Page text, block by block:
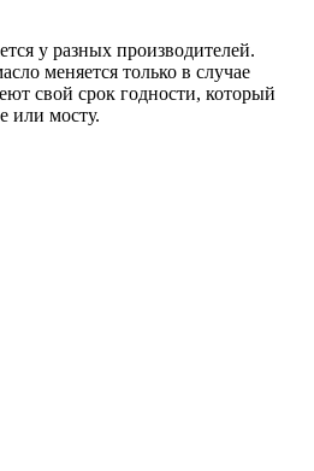
у разных производителей.
меняется только в случае
свой срок годности, который
или мосту.